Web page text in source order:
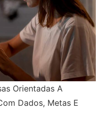
Orientadas A
Dados, Metas E